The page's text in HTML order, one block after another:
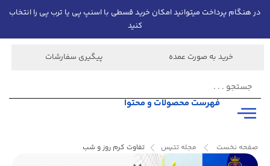
در هنگام پرداخت میتوانید امکان خرید قسطی با اسنپ پی یا ترب پی را انتخاب
کنید
خرید به صورت عمده پیگیری سفارشات
فهرست محصولات و محتوا
صفحه نخست مجله تتیس تفاوت کرم روز و شب